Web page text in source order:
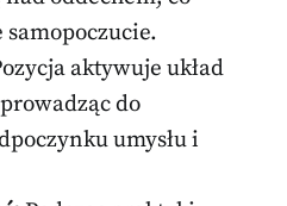
samopoczucie.
aktywuje układ
do
umysłu i